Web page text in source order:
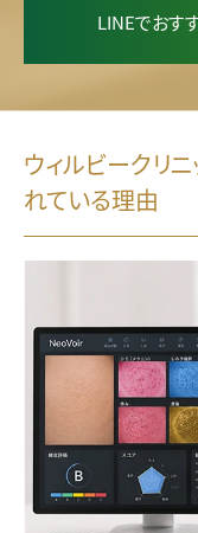
LINEでおす
ウィルビークリ
れている理由